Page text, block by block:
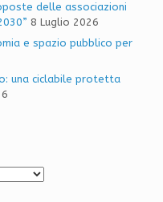
delle associazioni
8 Luglio 2026
e spazio pubblico per
una ciclabile protetta